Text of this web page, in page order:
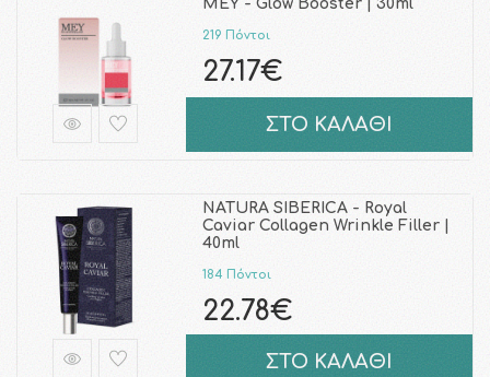
MEY - Glow Booster | 30ml
219 Πόντοι
27.17€
ΣΤΟ ΚΑΛΑΘΙ
NATURA SIBERICA - Royal
Caviar Collagen Wrinkle Filler |
40ml
184 Πόντοι
22.78€
ΣΤΟ ΚΑΛΑΘΙ